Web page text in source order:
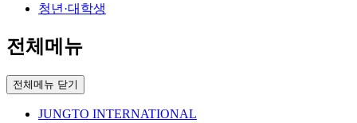
청년·대학생
전체메뉴
전체메뉴 닫기
JUNGTO INTERNATIONAL